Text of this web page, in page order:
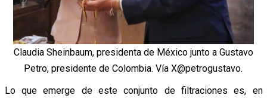
Claudia Sheinbaum, presidenta de México junto a Gustavo
Petro, presidente de Colombia. Vía X@petrogustavo.
Lo que emerge de este conjunto de filtraciones es, en